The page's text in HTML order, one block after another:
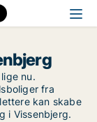
nu.
fra
kan skabe
i Vissenbjerg.